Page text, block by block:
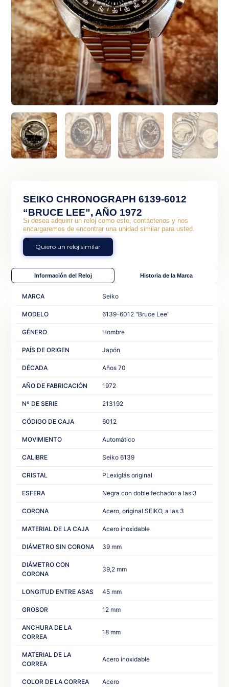
SEIKO CHRONOGRAPH 6139-6012
“BRUCE LEE”, AÑO 1972
Si desea adquirir un reloj como este, contáctenos y nos
encargaremos de encontrar una unidad similar para usted.
Quiero un reloj similar
Información del Reloj Historia de la Marca
MARCA Seiko
MODELO 6139-6012 "Bruce Lee"
GÉNERO Hombre
PAÍS DE ORIGEN Japón
DÉCADA Años 70
AÑO DE FABRICACIÓN 1972
Nº DE SERIE 213192
CÓDIGO DE CAJA 6012
MOVIMIENTO Automático
CALIBRE Seiko 6139
CRISTAL PLexiglás original
ESFERA Negra con doble fechador a las 3
CORONA Acero, original SEIKO, a las 3
MATERIAL DE LA CAJA Acero inoxidable
DIÁMETRO SIN CORONA 39 mm
DIÁMETRO CON
CORONA
39,2 mm
LONGITUD ENTRE ASAS 45 mm
GROSOR 12 mm
ANCHURA DE LA
CORREA
18 mm
MATERIAL DE LA
CORREA
Acero inoxidable
COLOR DE LA CORREA Acero